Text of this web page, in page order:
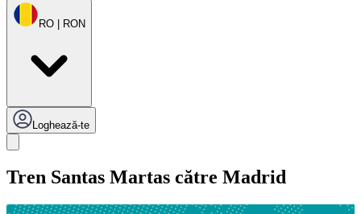
RO | RON
Loghează-te
Tren Santas Martas către Madrid